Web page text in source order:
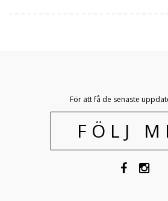
För att få de senaste
FÖLJ